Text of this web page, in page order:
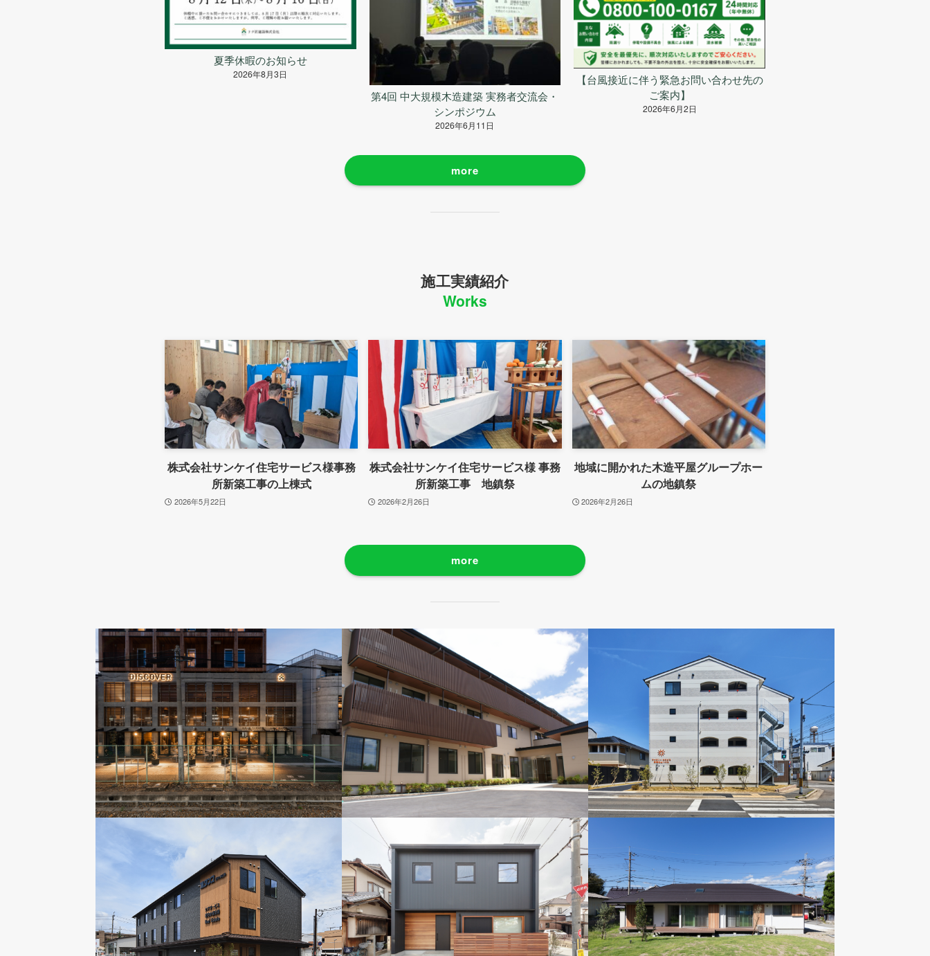
夏季休暇のお知らせ
2026年8月3日
第4回 中大規模木造建築 実務者交流会・
シンポジウム
2026年6月11日
【台風接近に伴う緊急お問い合わせ先の
ご案内】
2026年6月2日
more
施工実績紹介
Works
株式会社サンケイ住宅サービス様事務
所新築工事の上棟式
2026年5月22日
株式会社サンケイ住宅サービス様 事務
所新築工事 地鎮祭
2026年2月26日
地域に開かれた木造平屋グループホー
ムの地鎮祭
2026年2月26日
more